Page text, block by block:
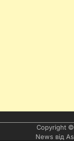
Copyright
News від